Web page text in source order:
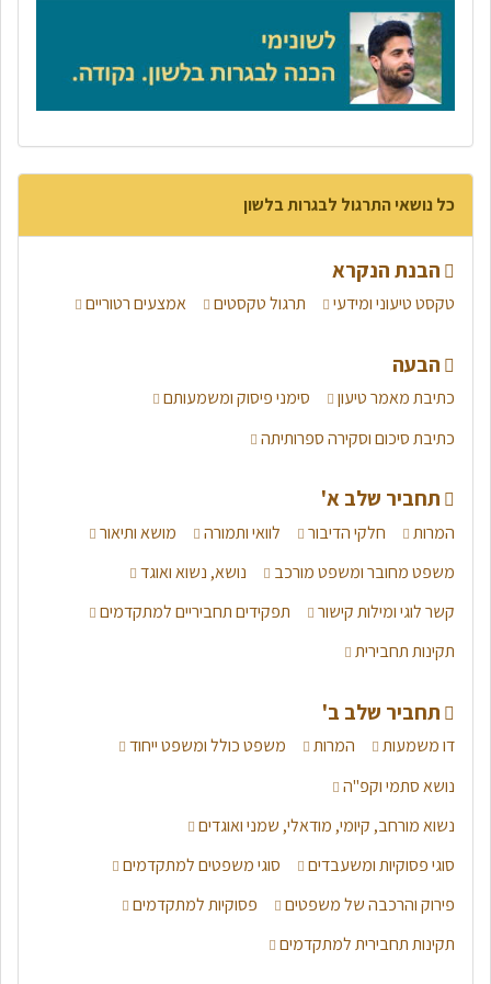
כל נושאי התרגול לבגרות בלשון
הבנת הנקרא
טקסט טיעוני ומידעי תרגול טקסטים אמצעים רטוריים
הבעה
כתיבת מאמר טיעון
סימני פיסוק ומשמעותם
כתיבת סיכום וסקירה ספרותיתה
תחביר שלב א'
המרות חלקי הדיבור לוואי ותמורה
מושא ותיאור
משפט מחובר ומשפט מורכב
נושא, נשוא ואוגד
קשר לוגי ומילות קישור
תפקידים תחביריים למתקדמים
תקינות תחבירית
תחביר שלב ב'
דו משמעות המרות
משפט כולל ומשפט ייחוד
נושא סתמי וקפ"ה
נשוא מורחב, קיומי, מודאלי, שמני ואוגדים
סוגי פסוקיות ומשעבדים
סוגי משפטים למתקדמים
פירוק והרכבה של משפטים
פסוקיות למתקדמים
תקינות תחבירית למתקדמים